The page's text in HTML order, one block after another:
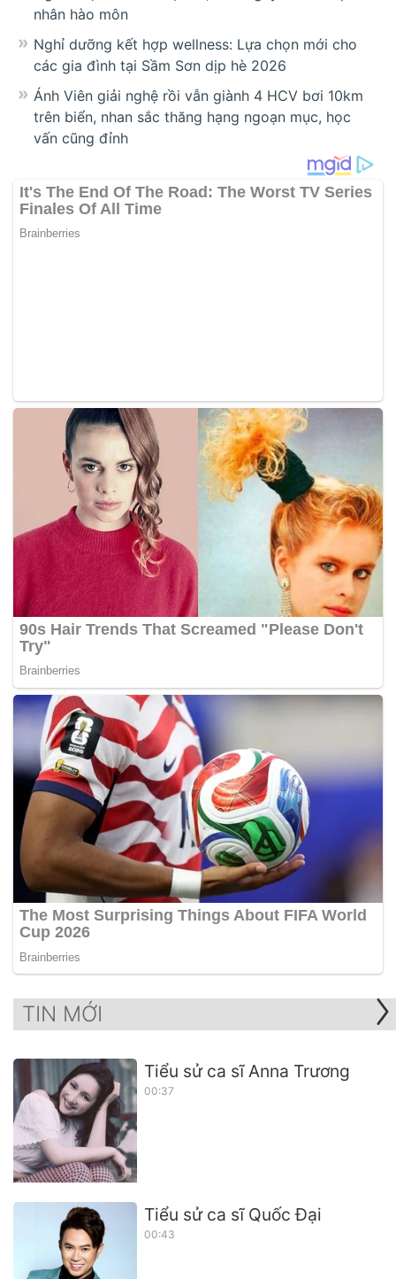
nhân hào môn
Nghỉ dưỡng kết hợp wellness: Lựa chọn mới cho
các gia đình tại Sầm Sơn dịp hè 2026
Ánh Viên giải nghệ rồi vẫn giành 4 HCV bơi 10km
trên biển, nhan sắc thăng hạng ngoạn mục, học
vấn cũng đỉnh
TIN MỚI
Tiểu sử ca sĩ Anna Trương
00:37
Tiểu sử ca sĩ Quốc Đại
00:43